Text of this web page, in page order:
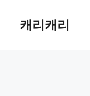
캐리캐리